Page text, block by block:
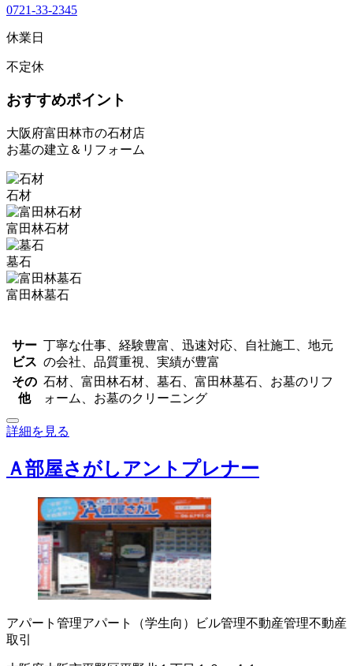
0721-33-2345
休業日
不定休
おすすめポイント
大阪府富田林市の石材店
お墓の建立＆リフォーム
石材
富田林石材
墓石
富田林墓石
サー
ビス
丁寧な仕事、経験豊富、迅速対応、自社施工、地元
の会社、品質重視、実績が豊富
その
他
石材、富田林石材、墓石、富田林墓石、お墓のリフ
ォーム、お墓のクリーニング
詳細を見る
Ａ部屋さがしアントプレナー
アパート管理アパート（学生向） ビル管理不動産管理不動産
取引